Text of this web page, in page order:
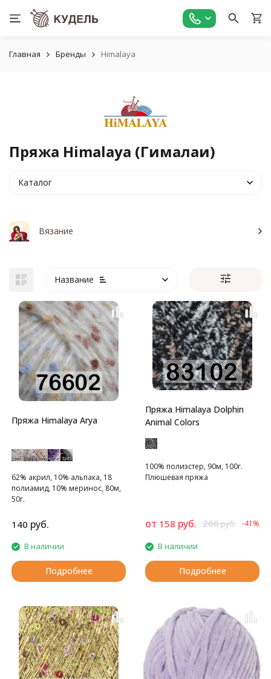
Главная Бренды Himalaya
Пряжа Himalaya (Гималаи)
Каталог
Вязание
Название
Пряжа Himalaya Arya
62% акрил, 10% альпака, 18
полиамид, 10% меринос, 80м,
50г.
140 руб.
В наличии
Подробнее
Пряжа Himalaya Dolphin
Animal Colors
100% полиэстер, 90м, 100г.
Плюшевая пряжа
от 158 руб. 266руб. -41%
В наличии
Подробнее